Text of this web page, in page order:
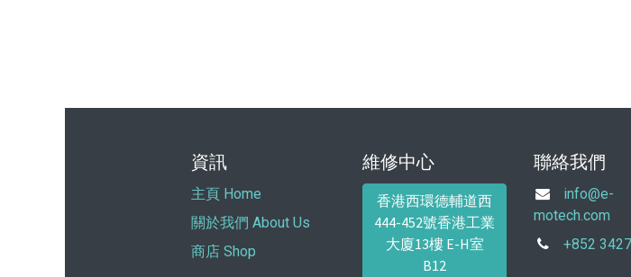
資訊
主頁 Home
關於我們 About Us
商店 Shop
維修中心
香港西環德輔道西
444-452號香港工業
大廈13樓 E-H室
B12
聯絡我們
info@e-
motech.com
+852